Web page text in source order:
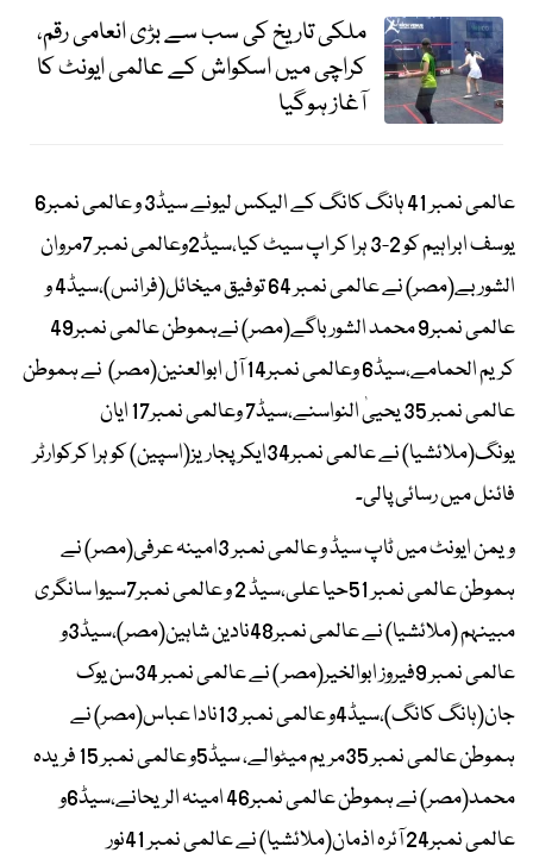
ملکی تاریخ کی سب سے بڑی انعامی رقم،
کراچی میں اسکواش کے عالمی ایونٹ کا
آغاز ہوگیا
عالمی نمبر 41 ہانگ کانگ کے الیکس لیونے سیڈ3 و عالمی نمبر6
یوسف ابراہیم کو 2-3 ہرا کر اپ سیٹ کیا،سیڈ2وعالمی نمبر 7مروان
الشوربے(مصر) نے عالمی نمبر 64 توفیق میخائل(فرانس)،سیڈ4 و
عالمی نمبر9 محمد الشورباگے(مصر) نےہموطن عالمی نمبر49
کریم الحمامے،سیڈ6 وعالمی نمبر14 آل ابوالعنین(مصر) نے ہموطن
عالمی نمبر 35 یحییٰ النواسنے،سیڈ7 وعالمی نمبر17 ایان
یونگ(ملائشیا) نے عالمی نمبر34ایکرپجاریز(اسپین) کو ہرا کرکوارٹر
فائنل میں رسائی پالی۔
ویمن ایونٹ میں ٹاپ سیڈ و عالمی نمبر 3امینہ عرفی(مصر) نے
ہموطن عالمی نمبر 51حیا علی،سیڈ 2 و عالمی نمبر7سیوا سانگری
مبینہم (ملائشیا) نے عالمی نمبر48نادین شاہین(مصر)،سیڈ3و
عالمی نمبر 9فیروز ابوالخیر(مصر ) نے عالمی نمبر 34سن یوک
جان(ہانگ کانگ)،سیڈ4و عالمی نمبر 13نادا عباس(مصر) نے
ہموطن عالمی نمبر 35مریم میٹوالے، سیڈ5و عالمی نمبر 15 فریدہ
محمد(مصر) نے ہموطن عالمی نمبر46 امینہ الریحانے،سیڈ6و
عالمی نمبر24 آئرہ اذمان(ملائشیا) نے عالمی نمبر 41نور